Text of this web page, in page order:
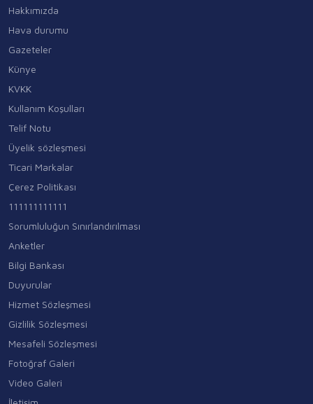
Hakkımızda
Hava durumu
Gazeteler
Künye
KVKK
Kullanım Koşulları
Telif Notu
Üyelik sözleşmesi
Ticari Markalar
Çerez Politikası
111111111111
Sorumluluğun Sınırlandırılması
Anketler
Bilgi Bankası
Duyurular
Hizmet Sözleşmesi
Gizlilik Sözleşmesi
Mesafeli Sözleşmesi
Fotoğraf Galeri
Video Galeri